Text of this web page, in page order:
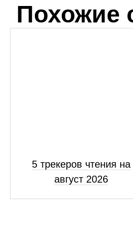
Похожие
5 трекеров чтения на
август 2026